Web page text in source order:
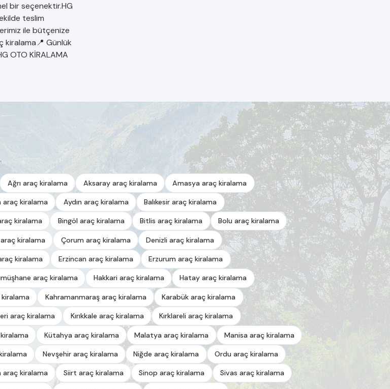
bir seçenektir.HG
teslim
ile bütçenize
kiralama📍 Günlük
OTO KİRALAMA
Ağrı araç kiralama Aksaray araç kiralama Amasya araç kiralama
kiralama Aydın araç kiralama Balıkesir araç kiralama
kiralama Bingöl araç kiralama Bitlis araç kiralama Bolu araç kiralama
araç kiralama Çorum araç kiralama Denizli araç kiralama
kiralama Erzincan araç kiralama Erzurum araç kiralama
araç kiralama Hakkari araç kiralama Hatay araç kiralama
Kahramanmaraş araç kiralama Karabük araç kiralama
araç kiralama Kırıkkale araç kiralama Kırklareli araç kiralama
Kütahya araç kiralama Malatya araç kiralama Manisa araç kiralama
Nevşehir araç kiralama Niğde araç kiralama Ordu araç kiralama
araç kiralama Siirt araç kiralama Sinop araç kiralama Sivas araç kiralama